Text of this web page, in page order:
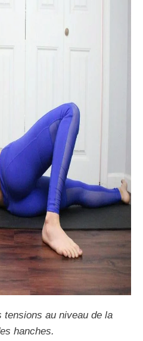
tensions au niveau de la
hanches.